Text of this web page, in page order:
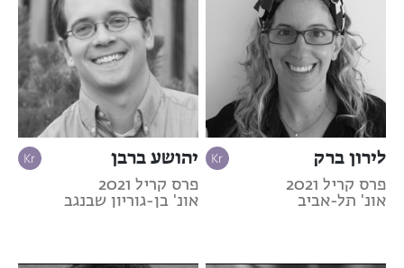
לירון ברק
פרס קריל 2021
אונ' תל-אביב
יהושע ברבן
פרס קריל 2021
אונ' בן-גוריון שבנגב